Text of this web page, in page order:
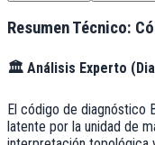
Resumen Técnico:
🏛️ Análisis Experto (
El código de diagnóstico
latente por la unidad de